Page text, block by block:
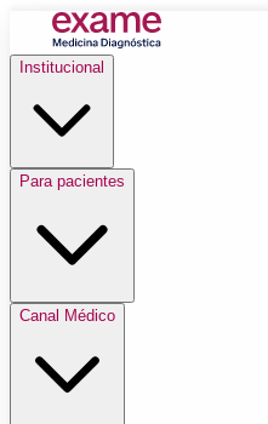
Institucional
Para pacientes
Canal Médico